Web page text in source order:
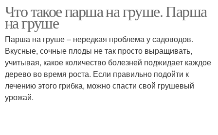
Груши с паршой Яблочная парша
Парша на яблоках Парша на растениях
Что такое парша на груше. Парша
на груше
Парша на груше – нередкая проблема у садоводов.
Вкусные, сочные плоды не так просто выращивать,
учитывая, какое количество болезней поджидает каждое
дерево во время роста. Если правильно подойти к
лечению этого грибка, можно спасти свой грушевый
урожай.